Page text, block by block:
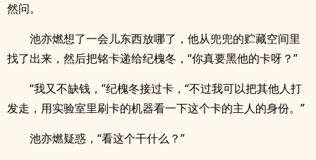
然问。
池亦燃想了一会儿东西放哪了，他从兜兜的贮藏空间里
找了出来，然后把铭卡递给纪槐冬，“你真要黑他的卡呀？”
“我又不缺钱，”纪槐冬接过卡，“不过我可以把其他人打
发走，用实验室里刷卡的机器看一下这个卡的主人的身份。”
池亦燃疑惑，“看这个干什么？”